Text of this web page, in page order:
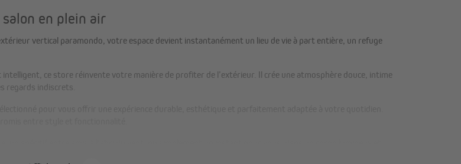
en plein air
vertical paramondo, votre espace devient instantanément un lieu de vie à part entière, un refuge
ce store réinvente votre manière de profiter de l’extérieur. Il crée une atmosphère douce, intime
regards indiscrets.